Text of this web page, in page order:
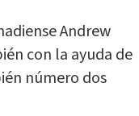
Andrew
con la ayuda de
número dos